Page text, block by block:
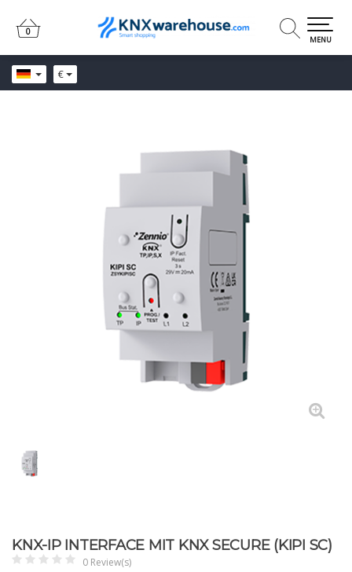
€
0
0
MENU
KNX-IP INTERFACE MIT KNX SECURE (KIPI SC)
0 Review(s)